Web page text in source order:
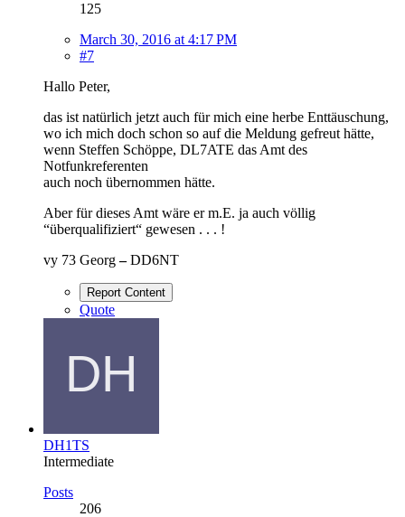
125
March 30, 2016 at 4:17 PM
#7
Hallo Peter,
das ist natürlich jetzt auch für mich eine herbe Enttäuschung,
wo ich mich doch schon so auf die Meldung gefreut hätte,
wenn Steffen Schöppe, DL7ATE das Amt des
Notfunkreferenten
auch noch übernommen hätte.
Aber für dieses Amt wäre er m.E. ja auch völlig
“überqualifiziert“ gewesen . . . !
vy 73 Georg–DD6NT
Report Content
Quote
DH1TS
Intermediate
Posts
206